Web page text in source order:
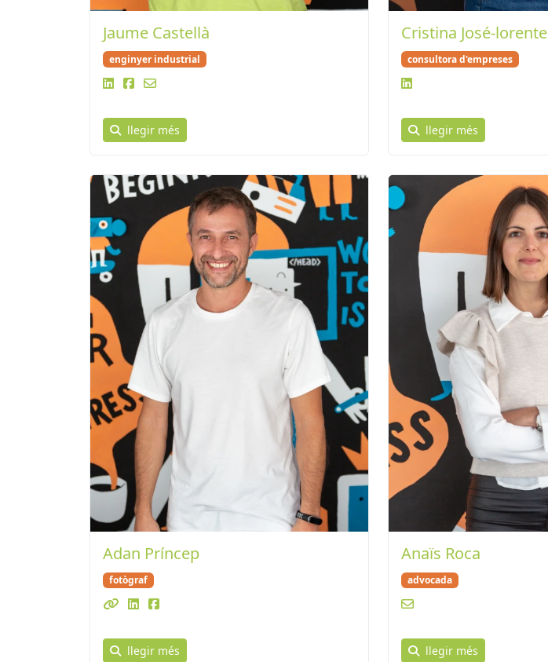
Jaume Castellà
enginyer industrial
llegir més
Cristina José-lorente
consultora d'empreses
llegir més
Adan Príncep
fotògraf
llegir més
Anaïs Roca
advocada
llegir més